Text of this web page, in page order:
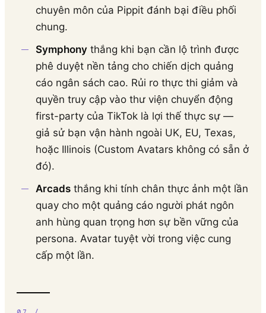
chuyên môn của Pippit đánh bại điều phối
chung.
Symphony thắng khi bạn cần lộ trình được
phê duyệt nền tảng cho chiến dịch quảng
cáo ngân sách cao. Rủi ro thực thi giảm và
quyền truy cập vào thư viện chuyển động
first-party của TikTok là lợi thế thực sự —
giả sử bạn vận hành ngoài UK, EU, Texas,
hoặc Illinois (Custom Avatars không có sẵn ở
đó).
Arcads thắng khi tính chân thực ảnh một lần
quay cho một quảng cáo người phát ngôn
anh hùng quan trọng hơn sự bền vững của
persona. Avatar tuyệt vời trong việc cung
cấp một lần.